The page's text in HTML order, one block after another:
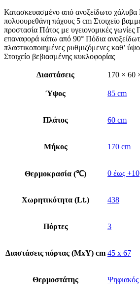
Κατασκευασμένο από ανοξείδωτο
πολυουρεθάνη πάχους 5 cm Στοιχείο
προστασία Πάτος με υγειονομικές γωνίες
επαναφορά κάτω από 90° Πόδια
πλαστικοποιημένες ρυθμιζόμενες καθ’
Στοιχείο βεβιασμένης κυκλοφορίας
Διαστάσεις 170 × 60
Ύψος 85 cm
Πλάτος 60 cm
Μήκος 170 cm
Θερμοκρασία (℃) 0 έως +10
Χωρητικότητα (Lt.) 438
Πόρτες 3
Διαστάσεις πόρτας (ΜxΥ) cm 45 x 67
Θερμοστάτης Ψηφιακός